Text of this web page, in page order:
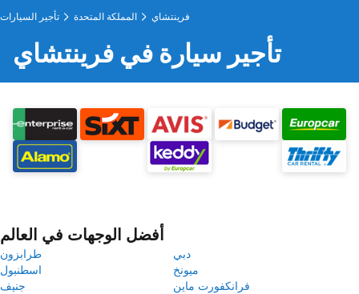
تأجير السيارات المملكة المتحدة فرينتشاي
تأجير سيارة في فرينتشاي
أفضل الوجهات في العالم
طرابزون
دبي
اسطنبول
ميونخ
جنيف
فرانكفورت ماين